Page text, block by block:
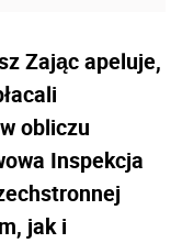
Zając apeluje,
obliczu
Inspekcja
jak i